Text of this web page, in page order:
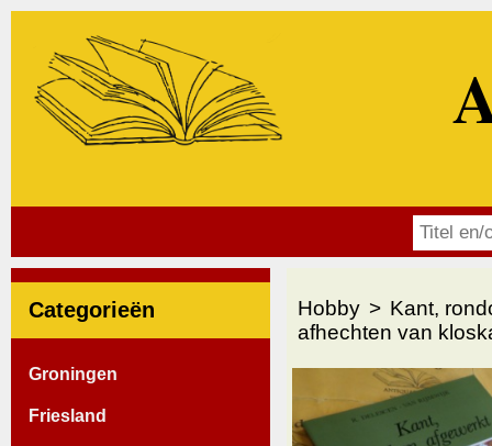
Categorieën
Groningen
Friesland
Hobby
Kant,
afhechten van